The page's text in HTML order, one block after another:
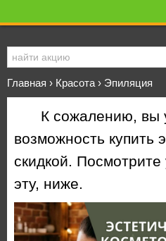
Главная › Красота › Эпиляция
К сожалению, вы
возможность купить
скидкой.
эту, ниже.